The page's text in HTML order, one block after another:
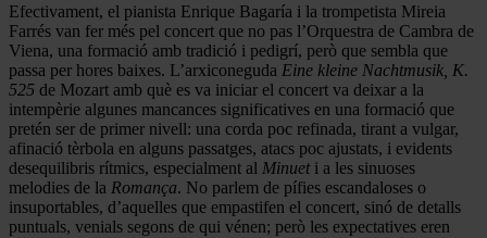
Efectivament, el pianista Enrique Bagaría i la trompetista Mireia
Farrés van fer més pel concert que no pas l’Orquestra de Cambra de
Viena, una formació amb tradició i pedigrí, però que sembla que
passa per hores baixes. L’arxiconeguda Eine kleine Nachtmusik, K.
525 de Mozart amb què es va iniciar el concert va deixar a la
intempèrie algunes mancances significatives en una formació que
pretén ser de primer nivell: una corda poc refinada, tirant a vulgar,
afinació tèrbola en alguns passatges, atacs poc ajustats, i evidents
desequilibris rítmics, especialment al Minueti a les sinuoses
melodies de la Romança. No parlem de pífies escandaloses o
insuportables, d’aquelles que empastifen el concert, sinó de detalls
puntuals, venials segons de qui vénen; però les expectatives eren